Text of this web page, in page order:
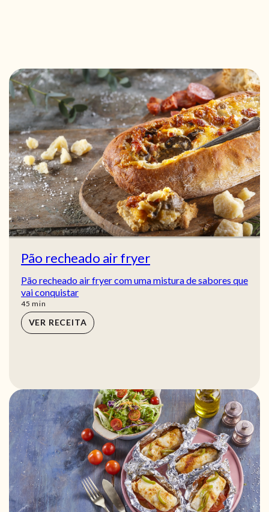
Pão recheado air fryer
Pão recheado air fryer com uma mistura de sabores que
vai conquistar
45 min
min
VER RECEITA